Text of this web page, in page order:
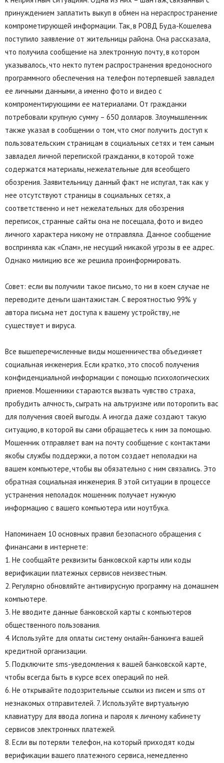
принуждением заплатить выкуп в обмен на нераспространение
компрометирующей информации. Так, в РОВД Буда-Кошелева
поступило заявление от жительницы района. Она рассказала,
что получила сообщение на электронную почту, в котором
указывалось, что некто путем распространения вредоносного
программного обеспечения на телефон потерпевшей завладел
ее личными данными, а именно фото и видео с
компроментирующими ее материалами. От гражданки
потребовали крупную сумму – 650 долларов. Злоумышленник
также указал в сообщении о том, что смог получить доступ к
пользовательским страницам в социальных сетях и тем самым
завладел личной перепиской гражданки, в которой тоже
содержатся материалы, нежелательные для всеобщего
обозрения. Заявительницу данный факт не испугал, так как у
нее отсутствуют страницы в социальных сетях, а
соответственно и нет нежелательных для обозрения
переписок, странные сайты она не посещала, фото и видео
личного характера никому не отправляла. Данное сообщение
восприняла как «Спам», не несущий никакой угрозы в ее адрес.
Однако милицию все же решила проинформировать.
Совет: если вы получили такое письмо, то ни в коем случае не
переводите деньги шантажистам. С вероятностью 99% у
автора письма нет доступа к вашему устройству, не
существует и вируса.
Все вышеперечисленные виды мошенничества объединяет
социальная инженерия. Если кратко, это способ получения
конфиденциальной информации с помощью психологических
приемов. Мошенники стараются вызвать чувство страха,
пробудить алчность, сыграть на альтруизме или поторопить вас
для получения своей выгоды. А иногда даже создают такую
ситуацию, в которой вы сами обращаетесь к ним за помощью.
Мошенник отправляет вам на почту сообщение с контактами
якобы службы поддержки, а потом создает неполадки на
вашем компьютере, чтобы вы обязательно с ним связались. Это
обратная социальная инженерия. В этой ситуации в процессе
устранения неполадок мошенник получает нужную
информацию с вашего компьютера или ноутбука.
Напоминаем 10 основных правил безопасного обращения с
финансами в интернете:
1. Не сообщайте реквизиты банковской карты или коды
верификации платежных сервисов неизвестным.
2. Регулярно обновляйте антивирусную программу на домашнем
компьютере.
3. Не вводите данные банковской карты с компьютеров
общественного пользования.
4. Используйте для оплаты систему онлайн-банкинга вашей
кредитной организации.
5. Подключите sms-уведомления к вашей банковской карте,
чтобы всегда быть в курсе всех операций по ней.
6. Не открывайте подозрительные ссылки из писем и sms от
незнакомых отправителей. 7. Используйте виртуальную
клавиатуру для ввода логина и пароля к личному кабинету
сервисов электронных платежей.
8. Если вы потеряли телефон, на который приходят коды
верификации вашего платежного сервиса, немедленно